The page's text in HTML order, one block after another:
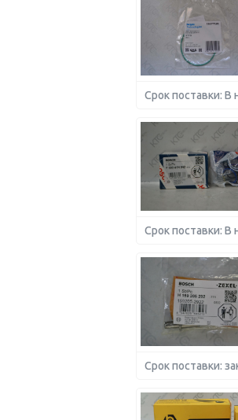
Срок поставки: В
Срок поставки: В
Срок поставки: